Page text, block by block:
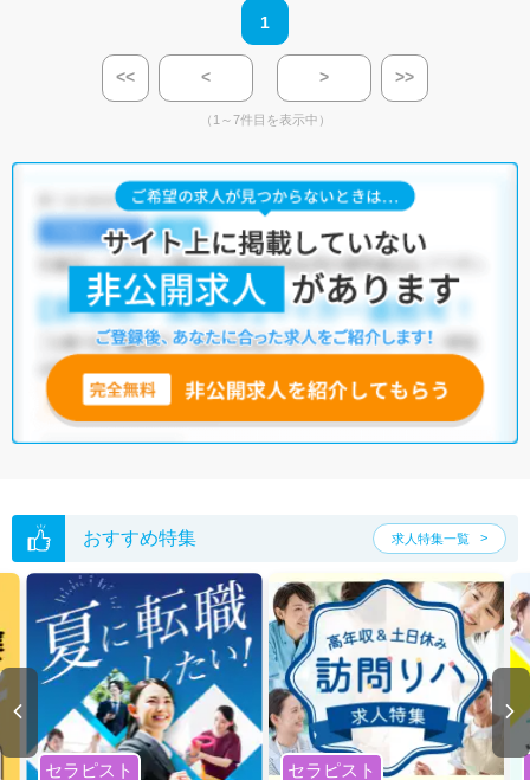
1
<< < > >>
（1～7件目を表示中）
おすすめ特集 求人特集一覧
セラピスト セラピスト